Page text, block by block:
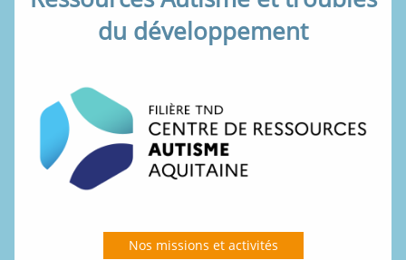
du développement
Nos missions et activités